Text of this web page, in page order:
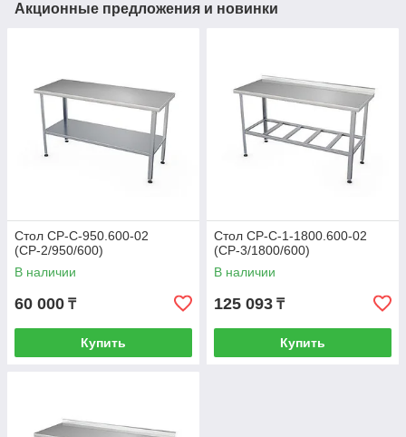
Акционные предложения и новинки
Стол СР-С-950.600-02
(СР-2/950/600)
В наличии
60 000 ₸
Купить
Стол СР-С-1-1800.600-02
(СР-3/1800/600)
В наличии
125 093 ₸
Купить